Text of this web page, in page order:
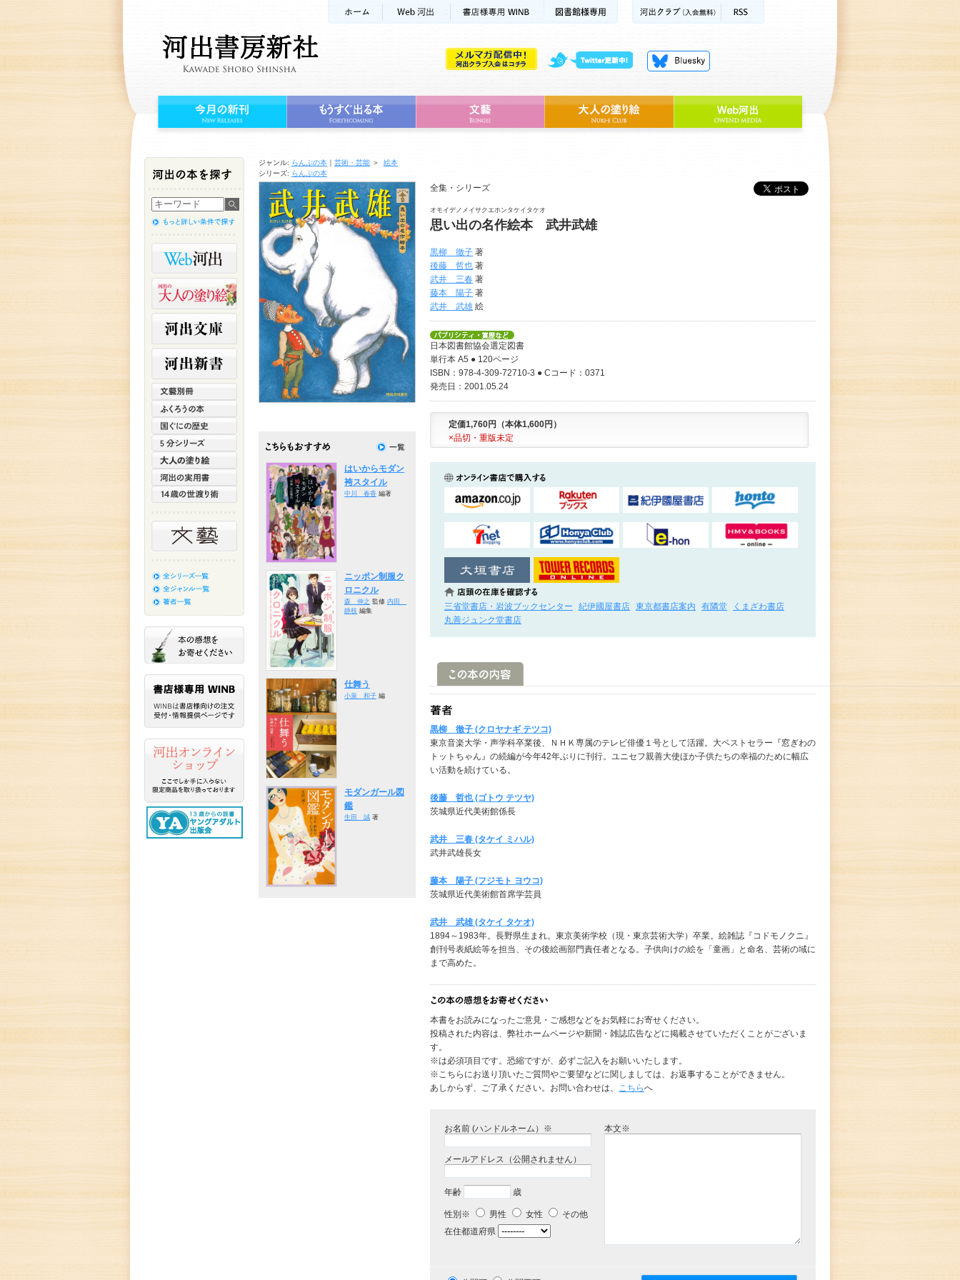
ジャンル: らんぷの本 ｜ 芸術・芸能 ＞
絵本
シリーズ: らんぷの本
全集・シリーズ
オモイデノメイサクエホンタケイタケオ
思い出の名作絵本 武井武雄
黒柳 徹子 著
後藤 哲也 著
武井 三春 著
藤本 陽子 著
武井 武雄 絵
日本図書館協会選定図書
単行本 A5 ● 120ページ
ISBN：978-4-309-72710-3 ● Cコード：0371
発売日：2001.05.24
定価1,760円（本体1,600円）
×品切・重版未定
三省堂書店・岩波ブックセンター 紀伊國屋書店 東京都書店案内 有隣堂
くまざわ書店
丸善ジュンク堂書店
黒柳 徹子 (クロヤナギ テツコ)
東京音楽大学・声学科卒業後、ＮＨＫ専属のテレビ俳優１号として活躍。大ベストセラー『窓ぎわの
トットちゃん』の続編が今年42年ぶりに刊行。ユニセフ親善大使ほか子供たちの幸福のために幅広
い活動を続けている。
後藤 哲也 (ゴトウ テツヤ)
茨城県近代美術館係長
武井 三春 (タケイ ミハル)
武井武雄長女
藤本 陽子 (フジモト ヨウコ)
茨城県近代美術館首席学芸員
武井 武雄 (タケイ タケオ)
1894～1983年。長野県生まれ。東京美術学校（現・東京芸術大学）卒業。絵雑誌『コドモノクニ』
創刊号表紙絵等を担当、その後絵画部門責任者となる。子供向けの絵を「童画」と命名、芸術の域に
まで高めた。
本書をお読みになったご意見・ご感想などをお気軽にお寄せください。
投稿された内容は、弊社ホームページや新聞・雑誌広告などに掲載させていただくことがございま
す。
※は必須項目です。恐縮ですが、必ずご記入をお願いいたします。
※こちらにお送り頂いたご質問やご要望などに関しましては、お返事することができません。
あしからず、ご了承ください。お問い合わせは、 こちらへ
お名前 (ハンドルネーム）※
メールアドレス（公開されません）
年齢 歳
性別※ 男性 女性
その他
在住都道府県
本文※
はいからモダン
袴スタイル
中川 春香 編著
ニッポン制服ク
ロニクル
森 伸之 監修 内田
静枝 編集
仕舞う
小泉 和子 編
モダンガール図
鑑
生田 誠 著